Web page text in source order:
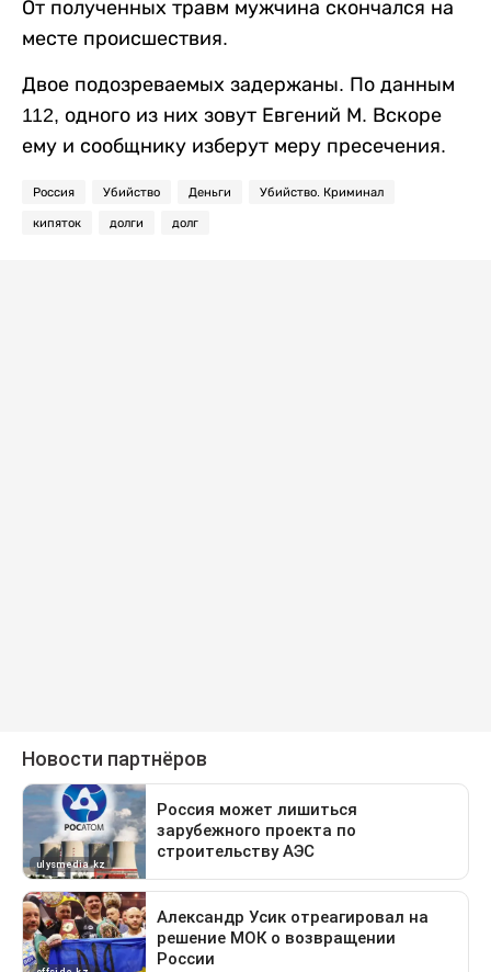
От полученных травм мужчина скончался на
месте происшествия.
Двое подозреваемых задержаны. По данным
112, одного из них зовут Евгений М. Вскоре
ему и сообщнику изберут меру пресечения.
Россия Убийство Деньги Убийство. Криминал
кипяток долги долг